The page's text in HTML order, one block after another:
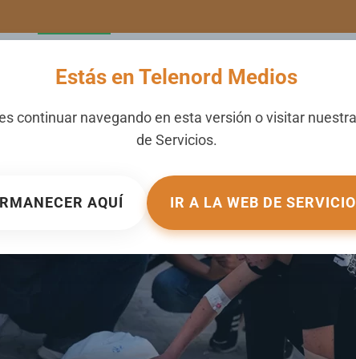
Estás en Telenord Medios
continuar navegando en esta versión o visitar
de Servicios.
AQUÍ IR A LA WEB DE
acción israelí en Gaza